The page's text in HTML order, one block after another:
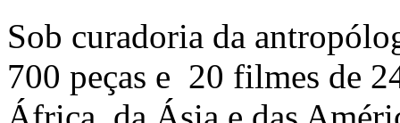
Sob curadoria da
700 peças e 20 filmes de